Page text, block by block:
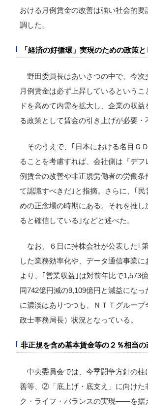
おける月例賃金の改善は強い社会的
調した。
「経済の好循環」実現のための政策
野田委員長はあいさつの中で、今
月例賃金は必ず上昇しているという
ドを高めて内需を拡大し、企業の収
る政策として賃金の引き上げが必要
そのうえで、｢日本における名目Ｇ
ることを考慮すれば、会社側は『デ
例賃金の改善や非正規労働者の労働
て認識すべきだ｣と指摘。さらに、｢
めの正念場の時期にある。それを推
ると確信している｣などと述べた。
なお、６日に持株会社が公表した｢
した業務効率化や、データ通信事業
より、｢営業収益｣は対前年比で1,573
同742億円減の9,109億円と減益にな
に濃淡はありつつも、ＮＴＴグルー
政士事務局長）状況となっている。
非正規を含め基本賃金等の２％相当の
中央委員会では、今季闘争方針の
善等、②「底上げ・底支え」に向け
ク・ライフ・バランスの実現――を据